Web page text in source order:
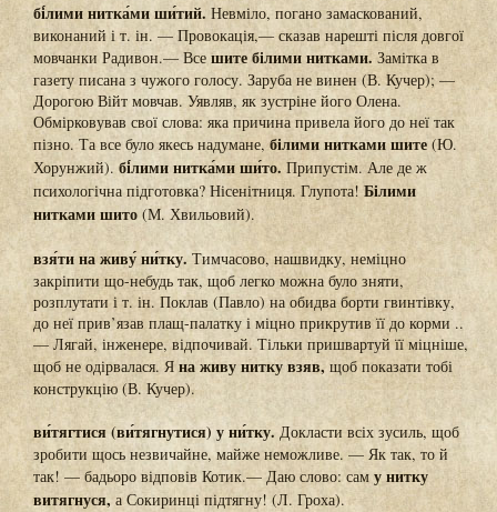
бі́лими нитка́ми ши́тий. Невміло, погано замаскований,
виконаний і т. ін. — Провокація,— сказав нарешті після довгої
мовчанки Радивон.— Все шите білими нитками. Замітка в
газету писана з чужого голосу. Заруба не винен (В. Кучер); —
Дорогою Війт мовчав. Уявляв, як зустріне його Олена.
Обмірковував свої слова: яка причина привела його до неї так
пізно. Та все було якесь надумане,білими нитками шите (Ю.
Хорунжий). бі́лими нитка́ми ши́то. Припустім. Але де ж
психологічна підготовка? Нісенітниця. Глупота!Білими
нитками шито (М. Хвильовий).
взя́ти на живу́ ни́тку.Тимчасово, нашвидку, неміцно
закріпити що-небудь так, щоб легко можна було зняти,
розплутати і т. ін. Поклав (Павло) на обидва борти гвинтівку,
до неї прив’язав плащ-палатку і міцно прикрутив її до корми ..
— Лягай, інженере, відпочивай. Тільки пришвартуй її міцніше,
щоб не одірвалася. Я на живу нитку взяв, щоб показати тобі
конструкцію (В. Кучер).
ви́тягтися (ви́тягнутися) у ни́тку. Докласти всіх зусиль, щоб
зробити щось незвичайне, майже неможливе. — Як так, то й
так! — бадьоро відповів Котик.— Даю слово: сам у нитку
витягнуся, а Сокиринці підтягну! (Л. Гроха).